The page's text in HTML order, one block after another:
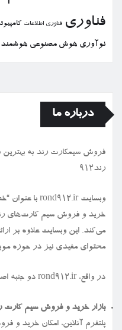
فناوری فناوری اطلاعات
نوآوری هوش مصنوعی هوشمند
درباره ما
فروش سیمكارت رند به
رند912
می‌کند. این وبسایت علاوه بر
محتوای مفیدی نیز در حوزه
در واقع، rond912.ir دو جنبه اصلی دارد:
بازار خرید و فروش سیم کارت
پلتفرم آنلاین، امکان خرید و